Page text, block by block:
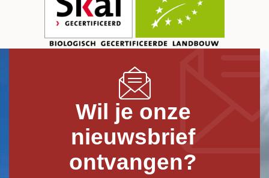
Wil je onze
nieuwsbrief
ontvangen?